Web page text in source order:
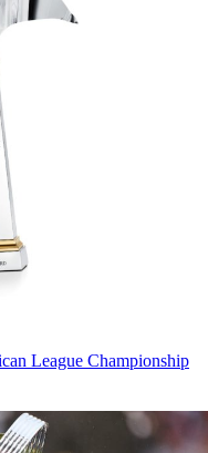
League Championship